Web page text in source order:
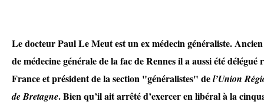
Le docteur Paul Le Meut est un ex médecin généraliste.
de médecine générale de la fac de Rennes il a aussi étédélégué
France et président de la section "généralistes" del’Union
de Bretagne. Bien qu’il ait arrêté d’exercer en libéral à la